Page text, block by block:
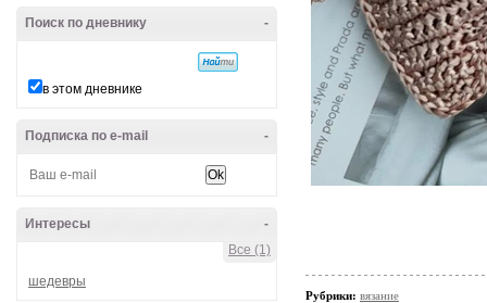
-
Поиск по дневнику
в этом дневнике
-
Подписка по e-mail
-
Интересы
Все (1)
шедевры
Рубрики: вязание